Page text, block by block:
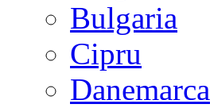
Bulgaria
Cipru
Danemarca